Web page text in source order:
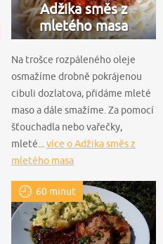
Adžika směs z
mletého masa
Na trošce rozpáleného oleje
osmažíme drobně pokrájenou
cibuli dozlatova, přidáme mleté
maso a dále smažíme. Za pomocí
šťouchadla nebo vařečky,
mleté... více o Adžika směs z
mletého masa
60 minut